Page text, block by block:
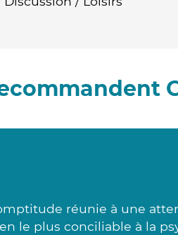
réunie à une
le plus conciliable à la